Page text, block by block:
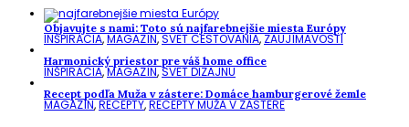
Objavujte s nami: Toto sú najfarebnejšie miesta Európy
INŠPIRÁCIA,MAGAZÍN,SVET CESTOVANIA,ZAUJÍMAVOSTI
Harmonický priestor pre váš home office
INŠPIRÁCIA,MAGAZÍN,SVET DIZAJNU
Recept podľa Muža v zástere: Domáce hamburgerové žemle
MAGAZÍN,RECEPTY,RECEPTY MUŽA V ZÁSTERE